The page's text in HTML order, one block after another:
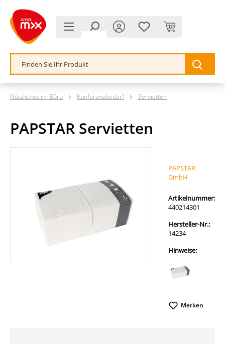
springen
Nützliches im Büro Konferenzbedarf Servietten
PAPSTAR Servietten
PAPSTAR
GmbH
Artikelnummer:
440214301
Hersteller-Nr.:
14234
Hinweise:
Merken